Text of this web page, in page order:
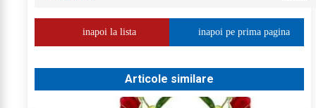
inapoi la lista inapoi pe prima pagina
Articole similare